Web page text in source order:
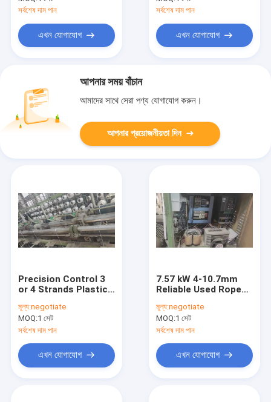
সর্বশেষ দাম পান
এখন যোগাযোগ
Rope Production
সর্বশেষ দাম পান
এখন যোগাযোগ
আপনার সময় বাঁচান
আমাদের সাথে সেরা পণ্য যোগাযোগ করুন।
আপনার প্রয়োজনীয়তা দিন
Precision Control 3
or 4 Strands Plastic
Machine with 7.59 kW
Power for 4-10.9mm
Ropes
মূল্য:negotiate
MOQ:1 সেট
সর্বশেষ দাম পান
এখন যোগাযোগ
7.57 kW 4-10.7mm
Reliable Used Rope
PE PP Plastic Rope
Production
মূল্য:negotiate
MOQ:1 সেট
সর্বশেষ দাম পান
এখন যোগাযোগ